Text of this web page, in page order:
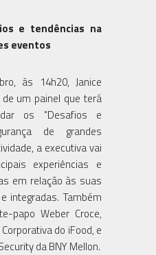
e tendências na
eventos
às 14h20, Janice
um painel que terá
os "Desafios e
de grandes
a executiva vai
experiências e
em relação às suas
integradas. Também
papo Weber Croce,
do iFood, e
da BNY Mellon.